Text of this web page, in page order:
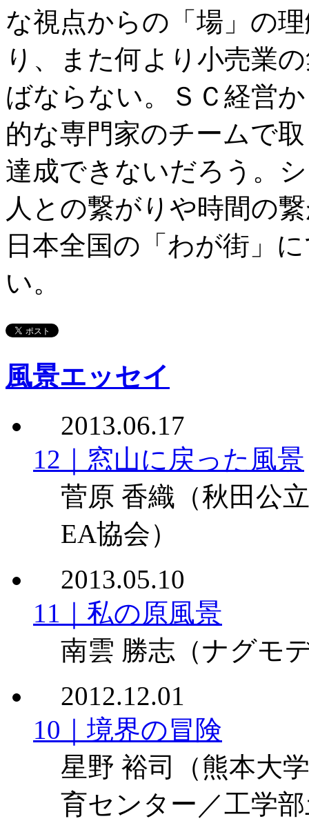
な視点からの「場」の
り、また何より小売業
ばならない。ＳＣ経営
的な専門家のチームで
達成できないだろう。
人との繋がりや時間の
日本全国の「わが街」
い。
風景エッセイ
2013.06.17
12｜窓山に戻った風景
菅原 香織 （秋田公
EA協会）
2013.05.10
11｜私の原風景
南雲 勝志 （ナグモ
2012.12.01
10｜境界の冒険
星野 裕司
（熊本大
育センター／工学